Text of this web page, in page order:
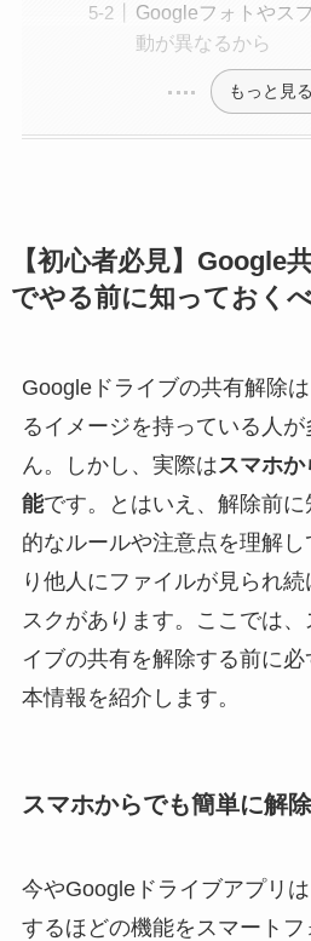
Googleフォトやス
動が異なるから
もっと見る
【初心者必見】Google
でやる前に知っておく
Googleドライブの共有解除
るイメージを持っている人
ん。しかし、実際はスマホ
能です。とはいえ、解除前
的なルールや注意点を理解
り他人にファイルが見られ
スクがあります。ここでは
イブの共有を解除する前に
本情報を紹介します。
スマホからでも簡単に解
今やGoogleドライブアプリ
するほどの機能をスマートフ